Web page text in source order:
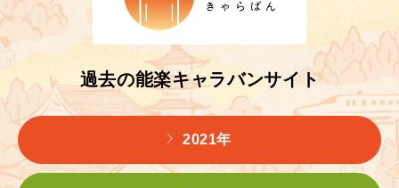
過去の能楽キャラバンサイト
2021年